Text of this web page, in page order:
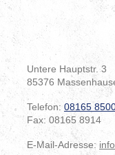
Untere Hauptstr. 3
85376
Telefon: 08165
Fax: 08165 8914
E-Mail-Adresse: